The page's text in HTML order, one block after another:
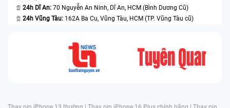
24h Dĩ An: 70 Nguyễn An Ninh, Dĩ An, HCM (Bình Dương Cũ)
24h Vũng Tàu: 162A Ba Cu, Vũng Tàu, HCM (TP. Vũng Tàu cũ)